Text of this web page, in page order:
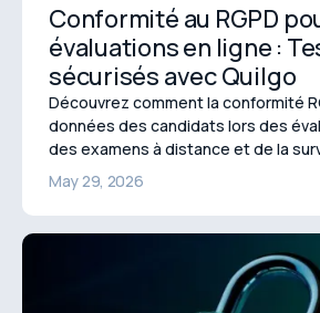
Conformité au RGPD
évaluations en ligne :
sécurisés avec Quilgo
Découvrez comment la conformité
données des candidats lors des
des examens à distance et de la
Apprenez comment Quilgo assure
sécurisés et axés sur la
May 29, 2026